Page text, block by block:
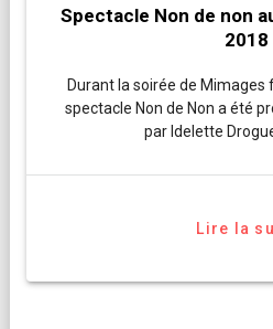
Spectacle Non de non
2018
Durant la soirée de Mimages
spectacle Non de Non a été
par Idelette
Lire la